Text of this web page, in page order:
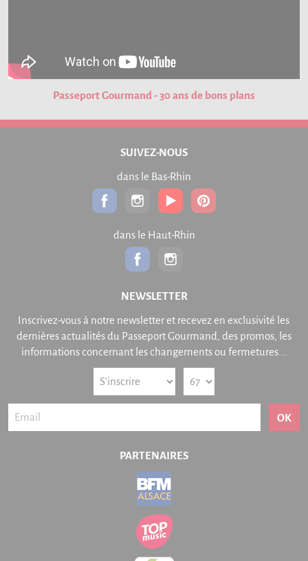
Passeport Gourmand - 30 ans de bons plans
SUIVEZ-NOUS
dans le Bas-Rhin
dans le Haut-Rhin
NEWSLETTER
Inscrivez-vous à notre newsletter et recevez en exclusivité les
dernières actualités du Passeport Gourmand, des promos, les
informations concernant les changements ou fermetures...
OK
PARTENAIRES